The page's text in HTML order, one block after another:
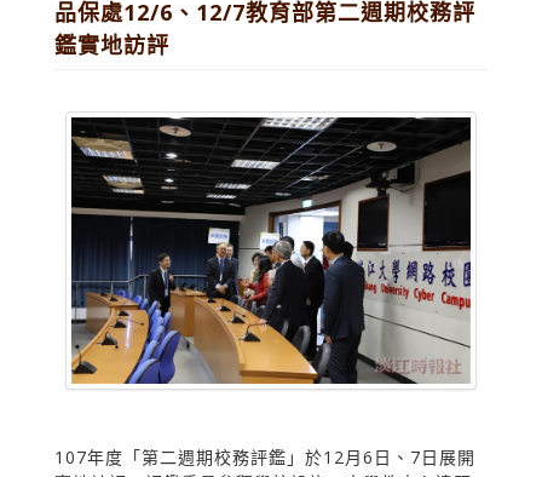
品保處12/6、12/7教育部第二週期校務評
鑑實地訪評
107年度「第二週期校務評鑑」於12月6日、7日展開